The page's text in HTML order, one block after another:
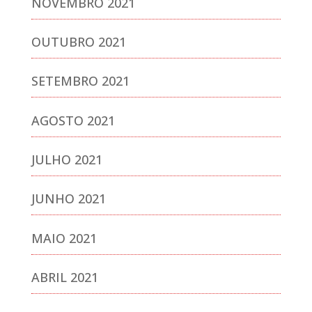
OUTUBRO 2021
SETEMBRO 2021
AGOSTO 2021
JULHO 2021
JUNHO 2021
MAIO 2021
ABRIL 2021